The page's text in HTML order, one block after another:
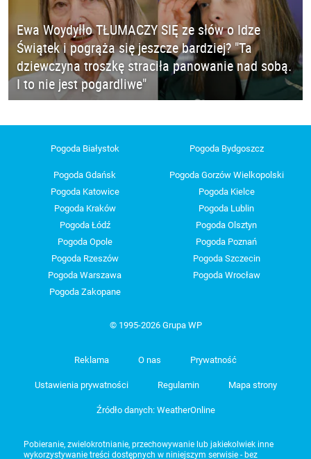
Ewa Woydyłło TŁUMACZY SIĘ ze słów o Idze
Świątek i pogrąża się jeszcze bardziej? "Ta
dziewczyna troszkę straciła panowanie nad sobą.
I to nie jest pogardliwe"
Pogoda Białystok Pogoda Bydgoszcz
Pogoda Gdańsk
Pogoda Gorzów Wielkopolski
Pogoda Katowice
Pogoda Kielce
Pogoda Kraków
Pogoda Lublin
Pogoda Łódź
Pogoda Olsztyn
Pogoda Opole
Pogoda Poznań
Pogoda Rzeszów
Pogoda Szczecin
Pogoda Warszawa
Pogoda Wrocław
Pogoda Zakopane
© 1995-2026 Grupa WP
Reklama O nas Prywatność
Ustawienia prywatności Regulamin Mapa strony
Źródło danych: WeatherOnline
Pobieranie, zwielokrotnianie, przechowywanie lub jakiekolwiek inne
wykorzystywanie treści dostępnych w niniejszym serwisie - bez